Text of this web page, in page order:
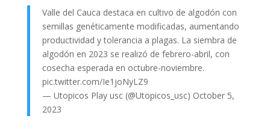
Valle del Cauca destaca en cultivo de algodón con
semillas genéticamente modificadas, aumentando
productividad y tolerancia a plagas. La siembra de
algodón en 2023 se realizó de febrero-abril, con
cosecha esperada en octubre-noviembre.
pic.twitter.com/Ie1joNyLZ9
— Utopicos Play usc (@Utopicos_usc) October 5,
2023